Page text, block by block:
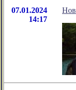
07.01.2024
14:17